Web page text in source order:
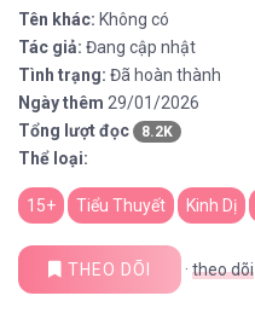
Tên khác: Không có
Tác giả: Đang cập nhật
Tình trạng: Đã hoàn thành
Ngày thêm 29/01/2026
Tổng lượt đọc
8.2K
Thể loại:
15+ Tiểu Thuyết Kinh Dị
THEO DÕI · theo dõi